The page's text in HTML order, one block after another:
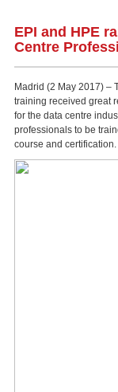
EPI and HPE
Centre
Madrid (2 May 2017) –
training received great
for the data centre
professionals to be
course and certification.